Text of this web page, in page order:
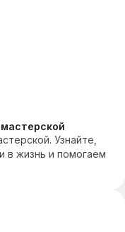
Узнайте,
в жизнь и помогаем